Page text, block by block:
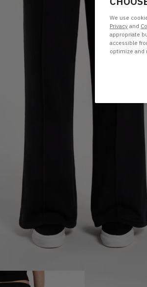
We use
Privacy and
appropriate
accessible
optimize and